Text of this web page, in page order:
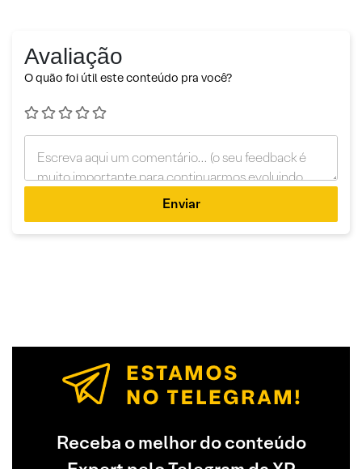
Avaliação
O quão foi útil este conteúdo pra você?
Enviar
Receba o melhor do conteúdo